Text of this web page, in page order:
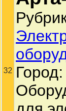
32